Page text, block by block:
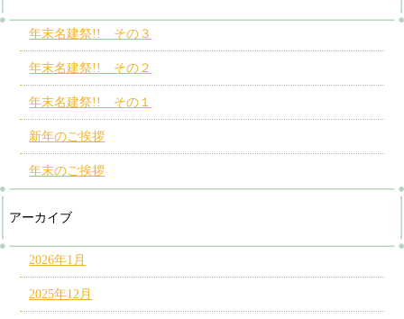
年末名建祭!! その３
年末名建祭!! その２
年末名建祭!! その１
新年のご挨拶
年末のご挨拶
アーカイブ
2026年1月
2025年12月